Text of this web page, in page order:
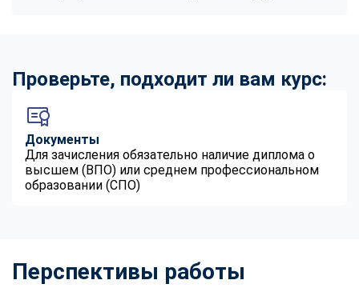
Проверьте, подходит ли вам курс:
Документы
Для зачисления обязательно наличие диплома о
высшем (ВПО) или среднем профессиональном
образовании (СПО)
Перспективы работы